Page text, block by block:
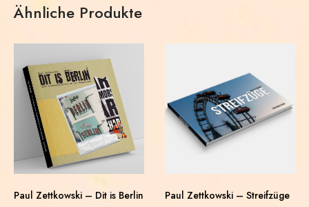
Ähnliche Produkte
Paul Zettkowski – Dit is Berlin Paul Zettkowski – Streifzüge